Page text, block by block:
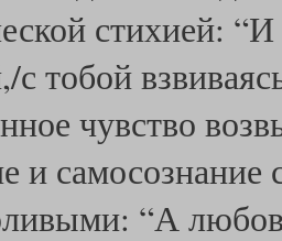
стихией:
с тобой
чувство
и самосознание
“А